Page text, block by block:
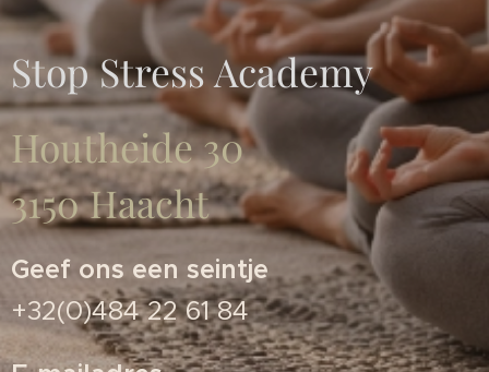
Stop Stress Academy
Houtheide 30
3150 Haacht
Geef ons een seintje
+32(0)484 22 61 84